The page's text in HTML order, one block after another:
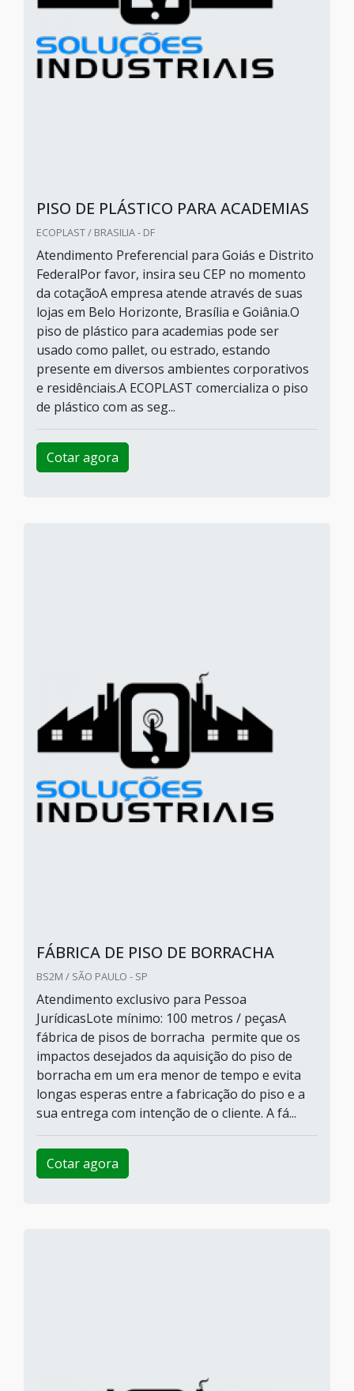
PISO DE PLÁSTICO PARA ACADEMIAS
ECOPLAST / BRASILIA - DF
Atendimento Preferencial para Goiás e Distrito
FederalPor favor, insira seu CEP no momento
da cotaçãoA empresa atende através de suas
lojas em Belo Horizonte, Brasília e Goiânia.O
piso de plástico para academias pode ser
usado como pallet, ou estrado, estando
presente em diversos ambientes corporativos
e residênciais.A ECOPLAST comercializa o piso
de plástico com as seg...
Cotar agora
FÁBRICA DE PISO DE BORRACHA
BS2M / SÃO PAULO - SP
Atendimento exclusivo para Pessoa
JurídicasLote mínimo: 100 metros / peçasA
fábrica de pisos de borracha permite que os
impactos desejados da aquisição do piso de
borracha em um era menor de tempo e evita
longas esperas entre a fabricação do piso e a
sua entrega com intenção de o cliente. A fá...
Cotar agora